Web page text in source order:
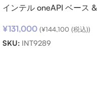
インテル oneAPI ベース &
ノード) SSR (期限内更新用)
¥131,000 (¥144,100 (税込))
SKU: INT9289